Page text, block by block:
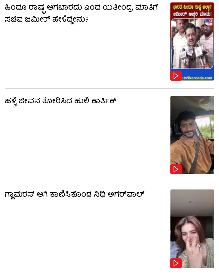
ಹಿಂದೂ ರಾಷ್ಟ್ರ ಆಗಬಾರದು ಎಂದ ಯತೀಂದ್ರ ಮಾತಿಗೆ
ಸಚಿವ ಜಮೀರ್ ಹೇಳಿದ್ದೇನು?
ಹಳ್ಳಿ ಜೀವನ ತೋರಿಸಿದ ಹುಲಿ ಕಾರ್ತಿಕ್
ಗ್ಲಾಮರಸ್ ಆಗಿ ಕಾಣಿಸಿಕೊಂಡ ನಿಧಿ ಅಗರ್​​ವಾಲ್